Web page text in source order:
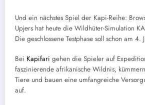
Und ein nächstes Spiel der Kapi-Reihe:
Upjers hat heute die Wildhüter-Simulation
Die geschlossene Testphase soll schon am 4.
Bei Kapifari gehen die Spieler auf
faszinierende afrikanische Wildnis,
Tiere und bauen eine umfangreiche
auf.